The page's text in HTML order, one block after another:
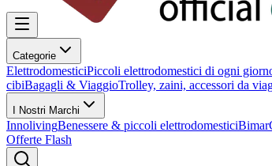
Categorie
ElettrodomesticiPiccoli elettrodomestici di ogni
cibiBagagli & ViaggioTrolley, zaini, accessori da
I Nostri Marchi
InnolivingBenessere & piccoli elettrodomesticiBimar
Offerte Flash